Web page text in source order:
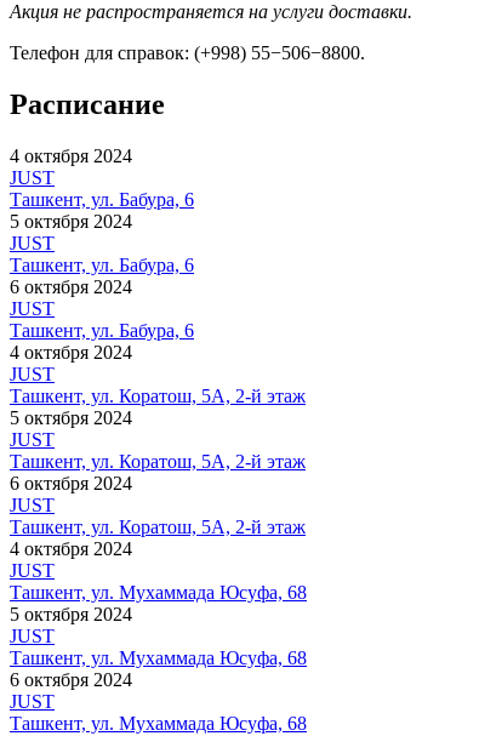
Акция не распространяется на услуги доставки.
Телефон для справок: (+998) 55−506−8800.
Расписание
4 октября 2024
JUST
Ташкент, ул. Бабура, 6
5 октября 2024
JUST
Ташкент, ул. Бабура, 6
6 октября 2024
JUST
Ташкент, ул. Бабура, 6
4 октября 2024
JUST
Ташкент, ул. Коратош, 5A, 2-й этаж
5 октября 2024
JUST
Ташкент, ул. Коратош, 5A, 2-й этаж
6 октября 2024
JUST
Ташкент, ул. Коратош, 5A, 2-й этаж
4 октября 2024
JUST
Ташкент, ул. Мухаммада Юсуфа, 68
5 октября 2024
JUST
Ташкент, ул. Мухаммада Юсуфа, 68
6 октября 2024
JUST
Ташкент, ул. Мухаммада Юсуфа, 68